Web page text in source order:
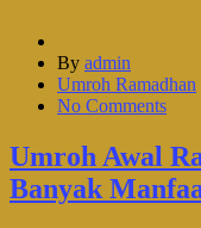
By admin
Umroh Ramadhan
No Comments
Umroh Awal
Banyak